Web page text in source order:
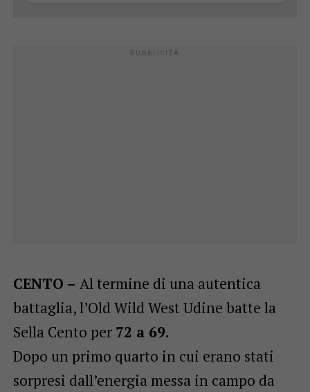
CENTO – Al termine di una autentica
battaglia, l’Old Wild West Udine batte la
Sella Cento per 72 a 69.
Dopo un primo quarto in cui erano stati
sorpresi dall’energia messa in campo da